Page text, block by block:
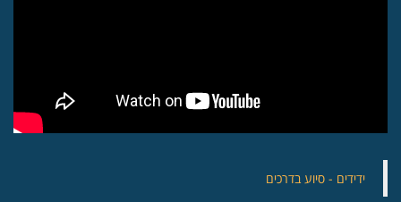
‏ידידים - סיוע בדרכים